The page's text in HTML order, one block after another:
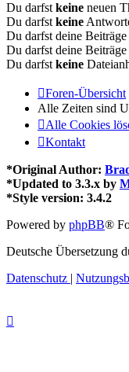
Du darfstkeine neuen
Du darfstkeine
Du darfst deine
Du darfst deine
Du darfstkeine
Foren-Übersicht
Alle Zeiten sind
Alle Cookies
Kontakt
*Original Author:
*Updated to 3.3.x by
*Style version: 3.4.2
Powered by phpBB®
Deutsche Übersetzung
Datenschutz |